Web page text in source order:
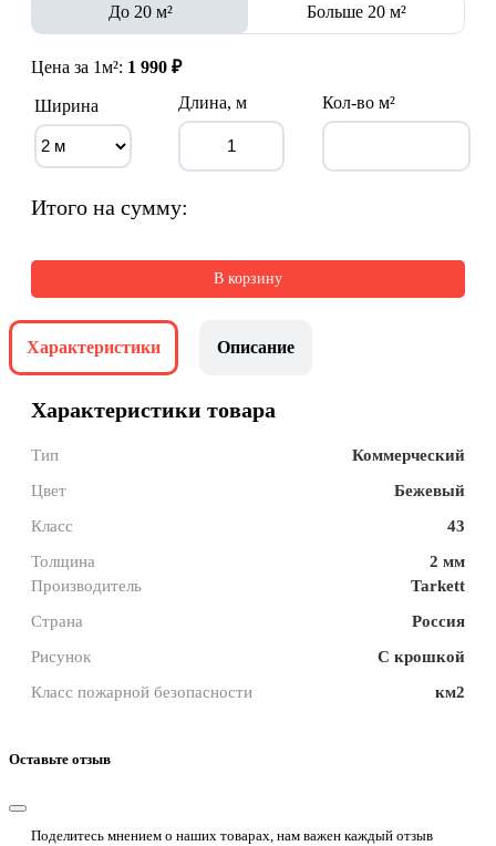
До 20 м² Больше 20 м²
Цена за 1м²: 1 990 ₽
Ширина Длина, м Кол-во м²
Итого на сумму:
В корзину
Характеристики Описание
Характеристики товара
Тип
Коммерческий
Цвет
Бежевый
Класс
43
Толщина
2 мм
Производитель
Tarkett
Страна
Россия
Рисунок
С крошкой
Класс пожарной безопасности
км2
Оставьте отзыв
Поделитесь мнением о наших товарах, нам важен каждый отзыв